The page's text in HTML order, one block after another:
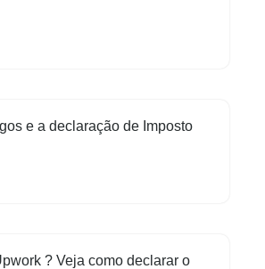
e a declaração de Imposto
? Veja como declarar o